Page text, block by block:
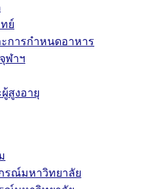
ย์
การกำหนดอาหาร
ฬาฯ
สูงอายุ
รณ์มหาวิทยาลัย